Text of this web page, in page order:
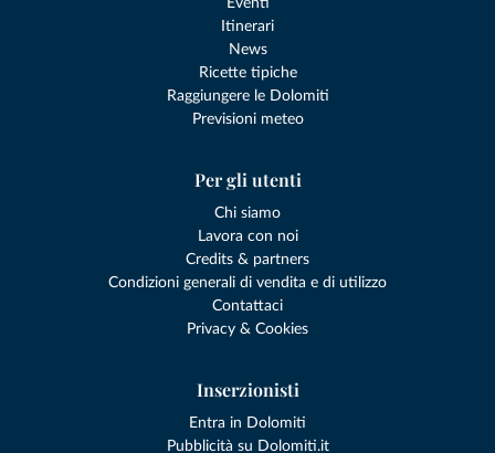
Itinerari
News
Ricette tipiche
Raggiungere le Dolomiti
Previsioni meteo
Per gli utenti
Chi siamo
Lavora con noi
Credits & partners
Condizioni generali di vendita e di utilizzo
Contattaci
Privacy & Cookies
Inserzionisti
Entra in Dolomiti
Pubblicità su Dolomiti.it